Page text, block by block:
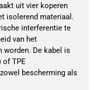
uit vier koperen
isolerend materiaal.
interferentie te
van het
worden. De kabel is
of TPE
bescherming als